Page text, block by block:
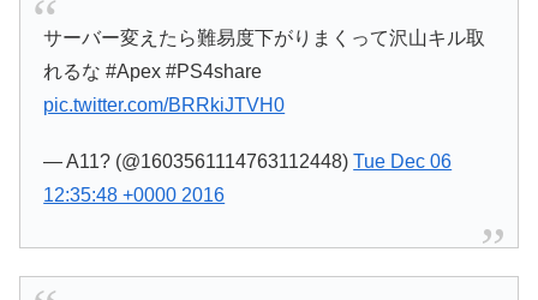
サーバー変えたら難易度下がりまくって沢山キル取
れるな #Apex #PS4share
pic.twitter.com/BRRkiJTVH0
— A11? (@1603561114763112448)Tue Dec 06
12:35:48 +0000 2016